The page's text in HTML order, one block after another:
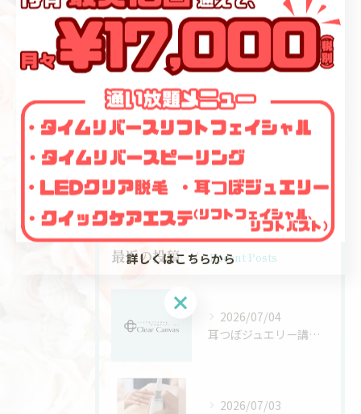
薄毛治療
フェイシャル
ハイフ
痩身
脱毛
メンズ
オンライン治療・処方
最近の投稿 Recent Posts
2026/07/04
耳つぼジュエリー講座と資格の信頼性を徹底解説
2026/07/03
詳しくはこちらから